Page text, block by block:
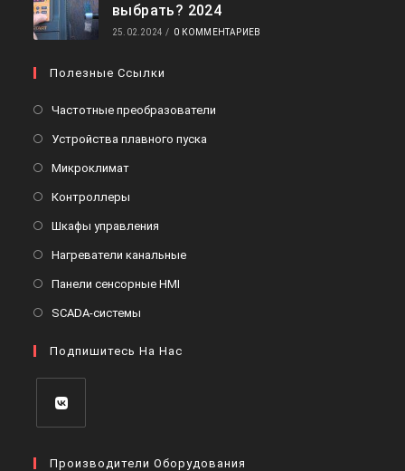
выбрать? 2024
25.02.2024 / 0 КОММЕНТАРИЕВ
Полезные Ссылки
Частотные преобразователи
Устройства плавного пуска
МикроклиматОткроется
вкладке
Контроллеры
вкладке
Шкафы управления
вкладке
Нагреватели канальныеОткроется
Панели сенсорные HMI
вкладке
SCADA-системы
новой
Подпишитесь На Нас
в
Производители Оборудования